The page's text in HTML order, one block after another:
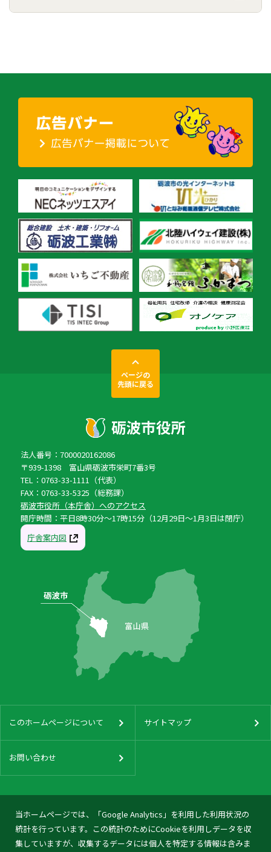
当ホームページでは、「Google Analytics」を利用した利用状況の
統計を行っています。この統計のためにCookieを利用しデータを収
集していますが、収集するデータには個人を特定する情報は含みま
ページの
先頭に戻る
法人番号：7000020162086
〒939-1398 富山県砺波市栄町7番3号
TEL：0763-33-1111（代表）
FAX：0763-33-5325（総務課）
砺波市役所（本庁舎）へのアクセス
開庁時間：平日8時30分〜17時15分（12月29日〜1月3日は閉庁）
庁舎案内図
このホームページについて サイトマップ
お問い合わせ